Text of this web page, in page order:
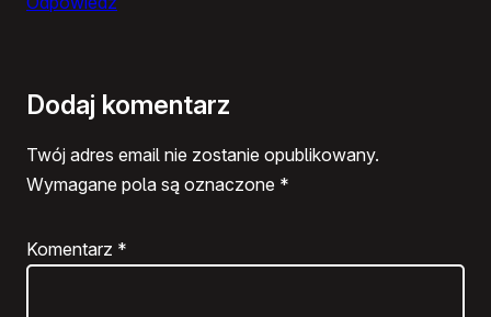
Dodaj komentarz
Twój adres email nie zostanie opublikowany.
Wymagane pola są oznaczone *
Komentarz *